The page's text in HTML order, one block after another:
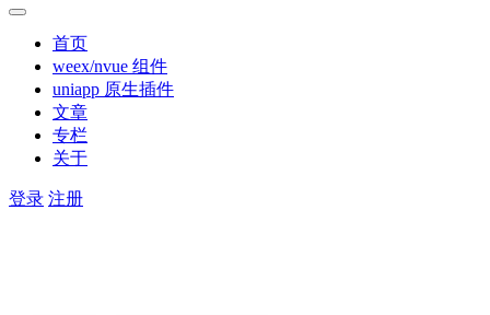
首页
weex/nvue 组件
uniapp 原生插件
文章
专栏
关于
登录 注册